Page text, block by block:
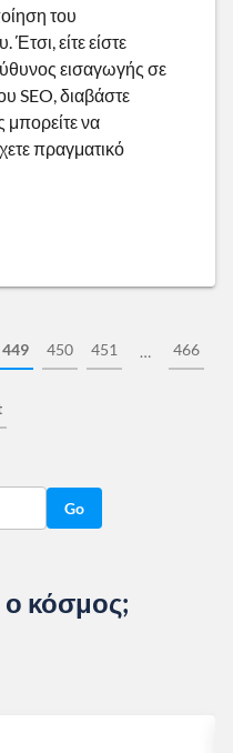
του
είτε είστε
εισαγωγής σε
SEO, διαβάστε
να
πραγματικό
449 450 451 … 466
Go
ο κόσμος;